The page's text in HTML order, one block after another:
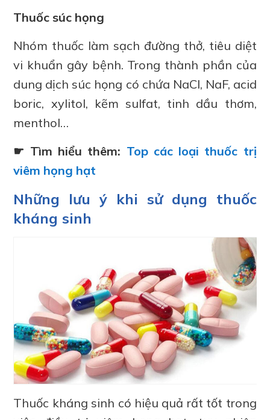
Thuốc súc họng
Nhóm thuốc làm sạch đường thở, tiêu diệt
vi khuẩn gây bệnh. Trong thành phần của
dung dịch súc họng có chứa NaCl, NaF, acid
boric, xylitol, kẽm sulfat, tinh dầu thơm,
menthol…
☛ Tìm hiểu thêm: Top các loại thuốc trị
viêm họng hạt
Những lưu ý khi sử dụng thuốc
kháng sinh
Thuốc kháng sinh có hiệu quả rất tốt trong